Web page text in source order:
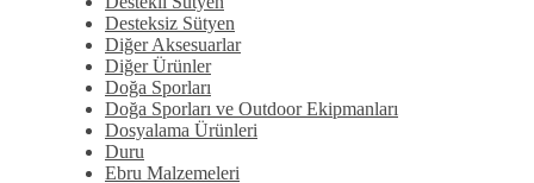
Desteksiz Sütyen
Diğer Aksesuarlar
Diğer Ürünler
Doğa Sporları
Doğa Sporları ve Outdoor Ekipmanları
Dosyalama Ürünleri
Duru
Ebru Malzemeleri